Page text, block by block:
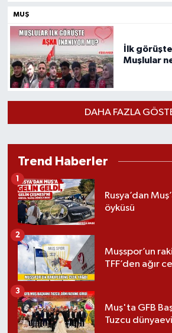
MUŞ
İlk görüşte
Muşlular
DAHA FAZLA
Trend Haberler
Rusya’dan
öyküsü
1
Muşspor’un
TFF’den ağır
2
Muş'ta GFB
Tuzcu
3